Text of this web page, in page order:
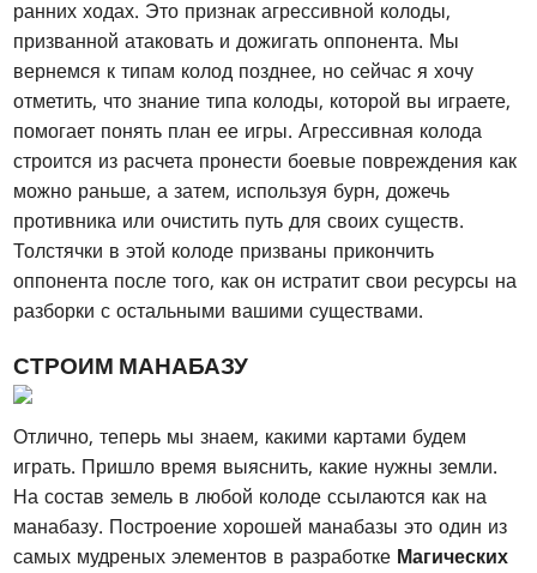
ранних ходах. Это признак агрессивной колоды,
призванной атаковать и дожигать оппонента. Мы
вернемся к типам колод позднее, но сейчас я хочу
отметить, что знание типа колоды, которой вы играете,
помогает понять план ее игры. Агрессивная колода
строится из расчета пронести боевые повреждения как
можно раньше, а затем, используя бурн, дожечь
противника или очистить путь для своих существ.
Толстячки в этой колоде призваны прикончить
оппонента после того, как он истратит свои ресурсы на
разборки с остальными вашими существами.
СТРОИМ МАНАБАЗУ
Отлично, теперь мы знаем, какими картами будем
играть. Пришло время выяснить, какие нужны земли.
На состав земель в любой колоде ссылаются как на
манабазу. Построение хорошей манабазы это один из
самых мудреных элементов в разработке Магических